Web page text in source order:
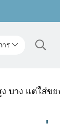
าร
าง แต่ใส่ขย